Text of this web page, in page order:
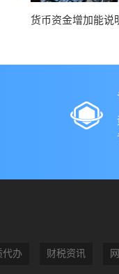
货币资金增加能说
代办 财税资讯